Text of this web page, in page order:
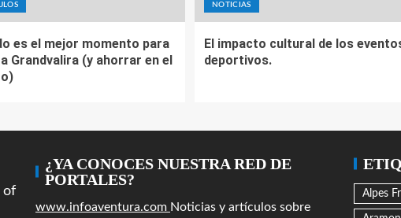
es el mejor momento para
Grandvalira (y ahorrar en el
NOTICIAS
El impacto cultural de los
deportivos.
of
¿YA CONOCES NUESTRA RED DE
PORTALES?
www.infoaventura.com Noticias y artículos sobre
Alpes